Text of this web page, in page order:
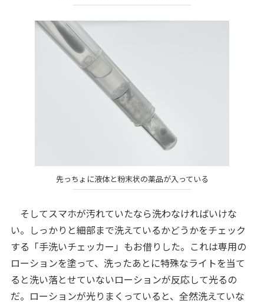
先っちょに液体と粉末状の薬品が入っている
そしてスマホが汚れていたなら洗わなければいけな
い。しっかりと細部まで洗えているかどうかをチェック
する「手洗いチェッカー」もお借りした。これは専用の
ローションを塗って、洗ったあとに特殊なライトを当て
ると洗い落とせていないローションが反応して光るの
だ。ローションが光りまくっていると、全然洗えていな